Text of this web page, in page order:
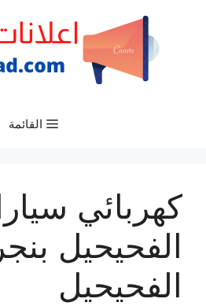
القائمة
كهربائي
الفحيحيل
الفحيحيل